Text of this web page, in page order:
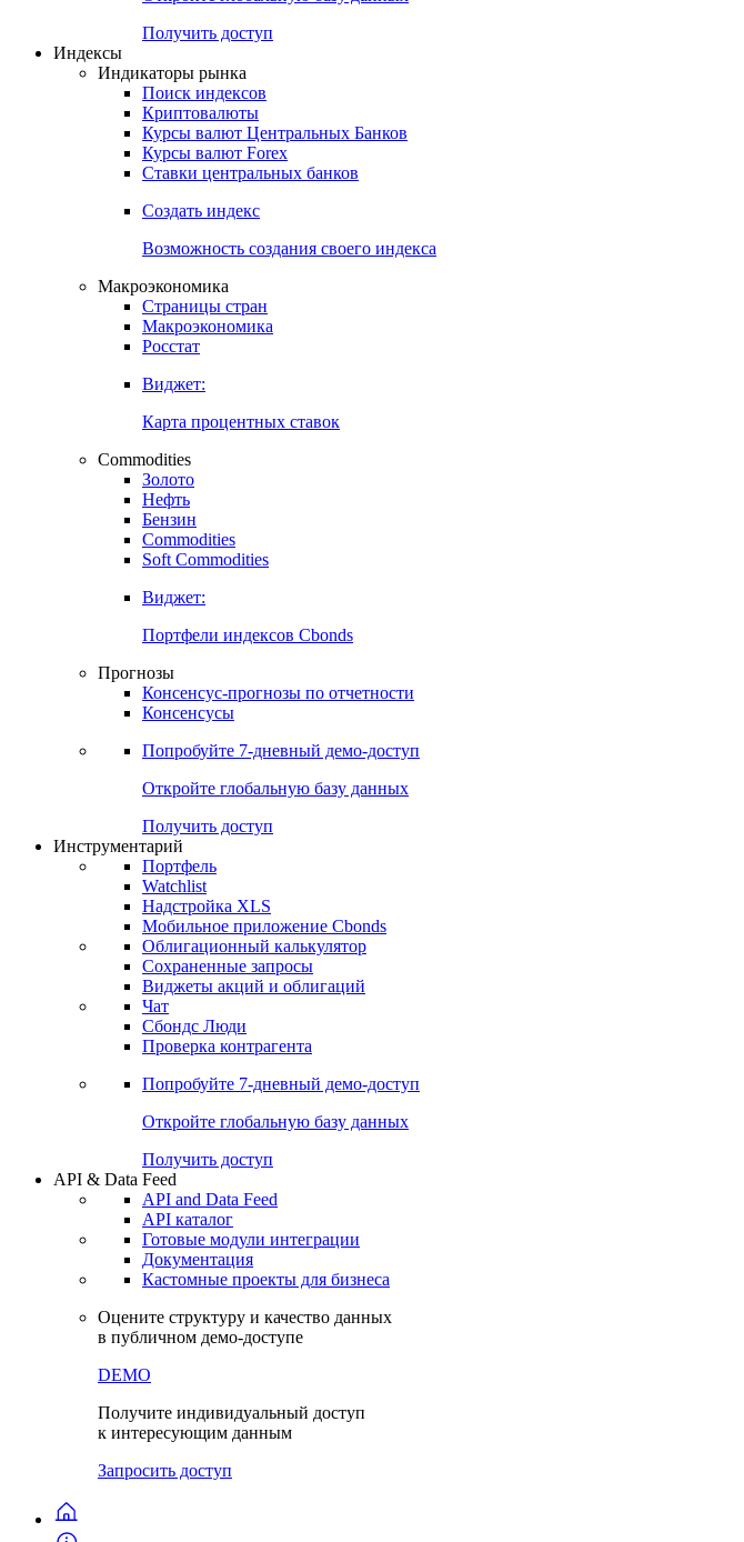
Попробуйте7-дневный
Получить доступ
Индикаторы рынка
Поиск индексов
Криптовалюты
Курсы валют Центральных Банков
Курсы валют Forex
Ставки центральных банков
Создать индекс
Возможность создания своего индекса
Макроэкономика
Страницы стран
Макроэкономика
Росстат
Виджет:
Карта процентных ставок
Commodities
Золото
Нефть
Бензин
Commodities
Soft Commodities
Виджет:
Портфели индексов Cbonds
Прогнозы
Консенсус-прогнозы по отчетности
Консенсусы
Попробуйте7-дневный
Откройте глобальную базу данных
Получить доступ
Инструментарий
Портфель
Watchlist
Надстройка XLS
Мобильное приложение Cbonds
Облигационный калькулятор
Сохраненные запросы
Виджеты акций и облигаций
Чат
Сбондс Люди
Проверка контрагента
Попробуйте7-дневный
Откройте глобальную базу данных
Получить доступ
API & Data Feed
API and Data Feed
API каталог
Документация
Кастомные проекты для бизнеса
Оцените структуру и качество данных
в публичном демо-доступе
DEMO
Получите индивидуальный доступ